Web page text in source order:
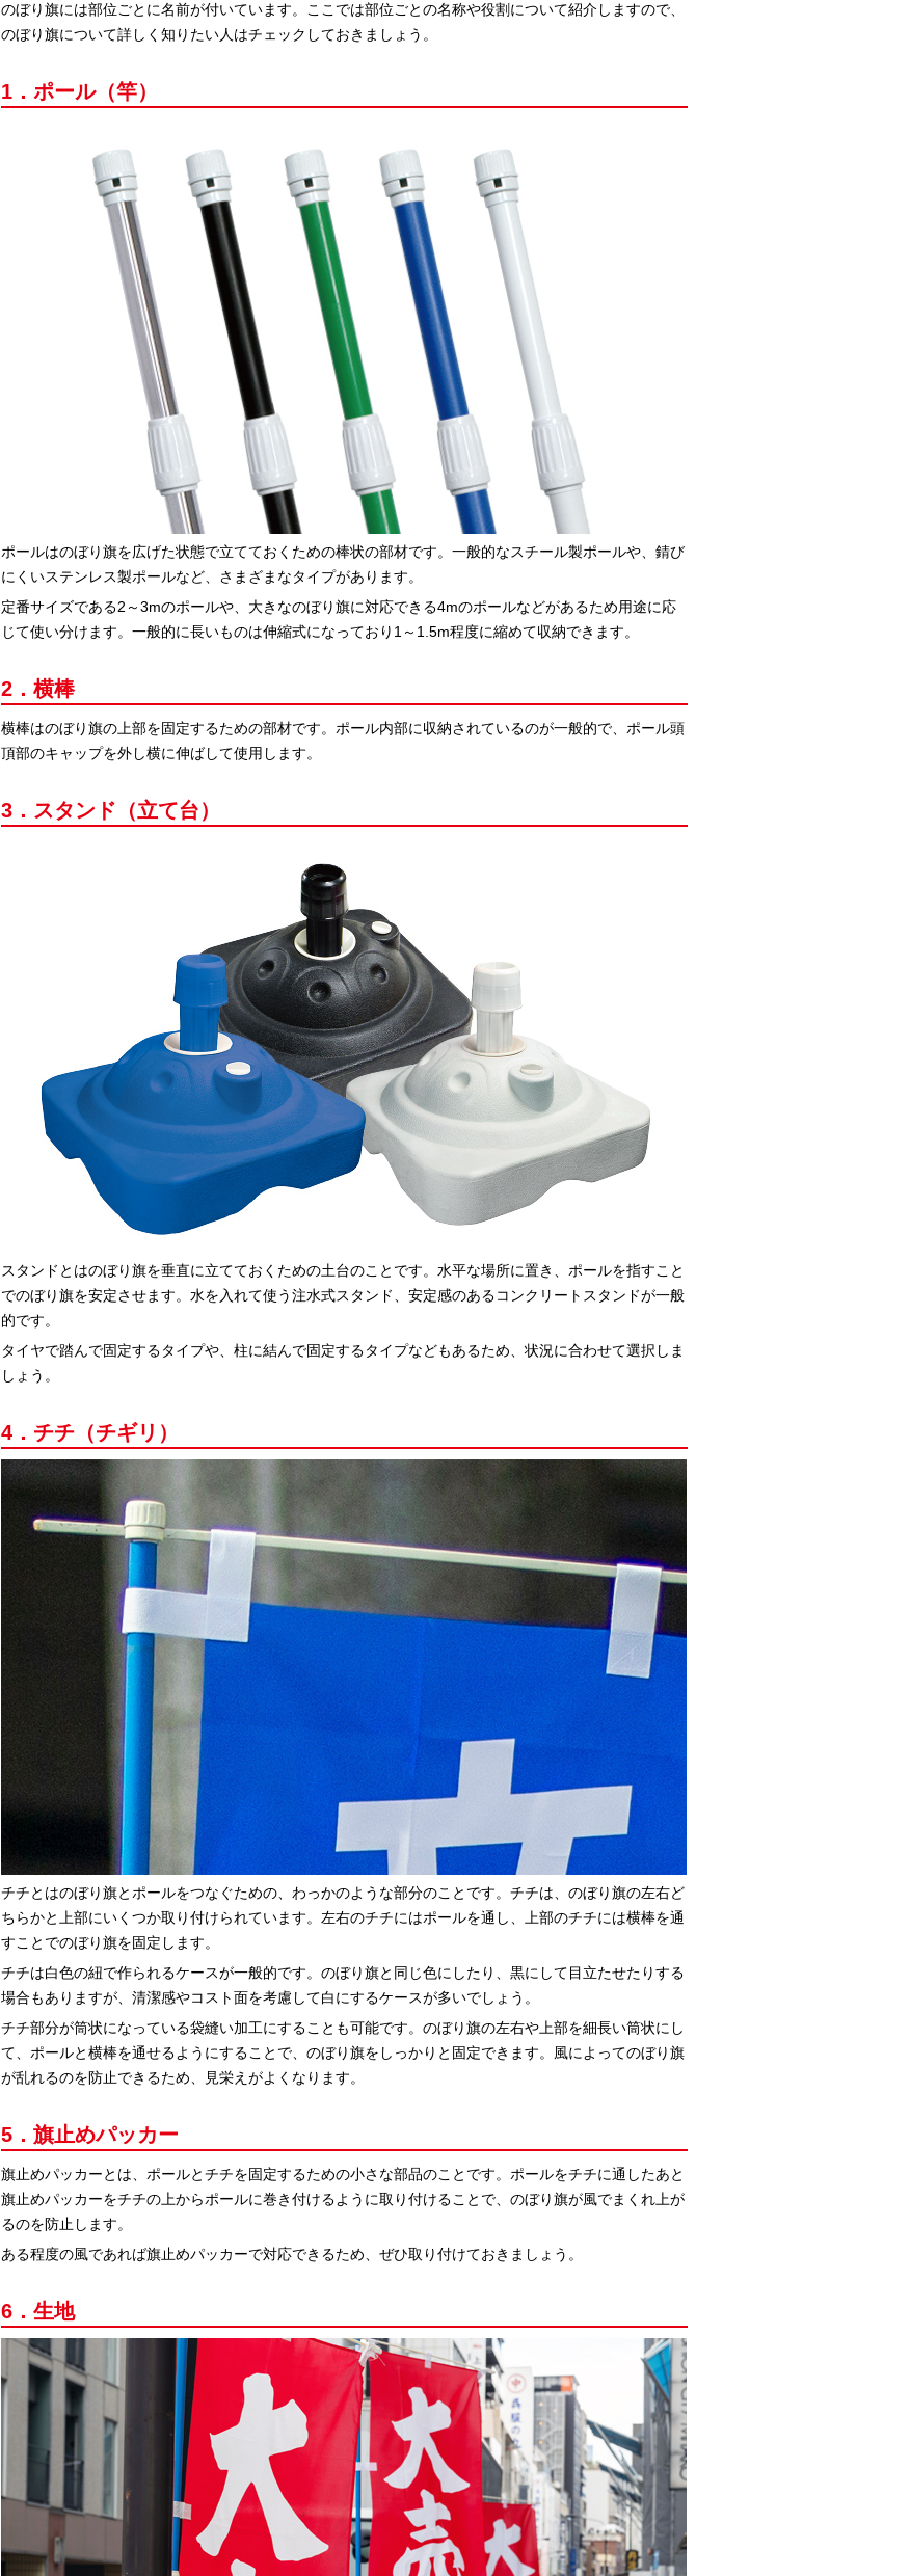
のぼり旗には部位ごとに名前が付いています。ここでは部位ごとの名称や役割について紹介しますので、
のぼり旗について詳しく知りたい人はチェックしておきましょう。
1．ポール（竿）
ポールはのぼり旗を広げた状態で立てておくための棒状の部材です。一般的なスチール製ポールや、錆び
にくいステンレス製ポールなど、さまざまなタイプがあります。
定番サイズである2～3mのポールや、大きなのぼり旗に対応できる4mのポールなどがあるため用途に応
じて使い分けます。一般的に長いものは伸縮式になっており1～1.5m程度に縮めて収納できます。
2．横棒
横棒はのぼり旗の上部を固定するための部材です。ポール内部に収納されているのが一般的で、ポール頭
頂部のキャップを外し横に伸ばして使用します。
3．スタンド（立て台）
スタンドとはのぼり旗を垂直に立てておくための土台のことです。水平な場所に置き、ポールを指すこと
でのぼり旗を安定させます。水を入れて使う注水式スタンド、安定感のあるコンクリートスタンドが一般
的です。
タイヤで踏んで固定するタイプや、柱に結んで固定するタイプなどもあるため、状況に合わせて選択しま
しょう。
4．チチ（チギリ）
チチとはのぼり旗とポールをつなぐための、わっかのような部分のことです。チチは、のぼり旗の左右ど
ちらかと上部にいくつか取り付けられています。左右のチチにはポールを通し、上部のチチには横棒を通
すことでのぼり旗を固定します。
チチは白色の紐で作られるケースが一般的です。のぼり旗と同じ色にしたり、黒にして目立たせたりする
場合もありますが、清潔感やコスト面を考慮して白にするケースが多いでしょう。
チチ部分が筒状になっている袋縫い加工にすることも可能です。のぼり旗の左右や上部を細長い筒状にし
て、ポールと横棒を通せるようにすることで、のぼり旗をしっかりと固定できます。風によってのぼり旗
が乱れるのを防止できるため、見栄えがよくなります。
5．旗止めパッカー
旗止めパッカーとは、ポールとチチを固定するための小さな部品のことです。ポールをチチに通したあと
旗止めパッカーをチチの上からポールに巻き付けるように取り付けることで、のぼり旗が風でまくれ上が
るのを防止します。
ある程度の風であれば旗止めパッカーで対応できるため、ぜひ取り付けておきましょう。
6．生地